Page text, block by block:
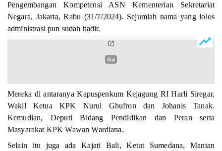
Pengembangan Kompetensi ASN Kementerian Sekretariat
Negara, Jakarta, Rabu (31/7/2024). Sejumlah nama yang lolos
administrasi pun sudah hadir.
Mereka di antaranya Kapuspenkum Kejagung RI Harli Siregar,
Wakil Ketua KPK Nurul Ghufron dan Johanis Tanak.
Kemudian, Deputi Bidang Pendidikan dan Peran serta
Masyarakat KPK Wawan Wardiana.
Selain itu juga ada Kajati Bali, Ketut Sumedana, Mantan